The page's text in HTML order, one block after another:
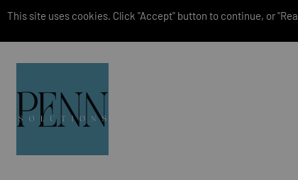
This site uses cookies. Click "Accept" button to continue, or